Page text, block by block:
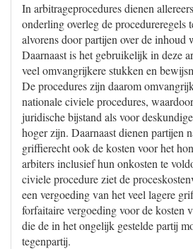
In arbitrageprocedures dienen
onderling overleg de procedureregels
alvorens door partijen over de inhoud
Daarnaast is het gebruikelijk in deze
veel omvangrijkere stukken en
De procedures zijn daarom
nationale civiele procedures,
juridische bijstand als voor
hoger zijn. Daarnaast dienen partijen
griffierecht ook de kosten voor het
arbiters inclusief hun onkosten te
civiele procedure ziet de
een vergoeding van het veel lagere
forfaitaire vergoeding voor de kosten
die de in het ongelijk gestelde partij
tegenpartij.